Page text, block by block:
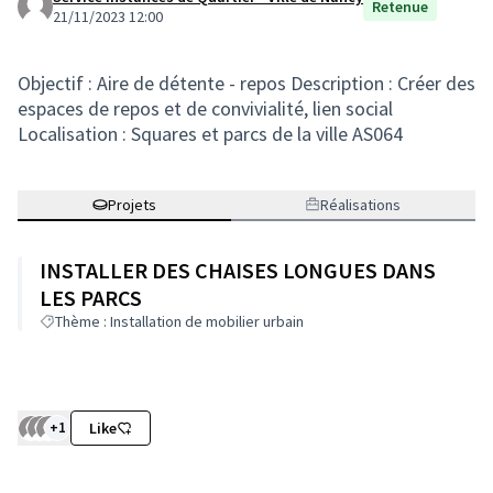
21/11/2023 12:00
Retenue
Objectif : Aire de détente - repos Description : Créer des
espaces de repos et de convivialité, lien social
Localisation : Squares et parcs de la ville AS064
Projets Réalisations
INSTALLER DES CHAISES LONGUES DANS
LES PARCS
Thème : Installation de mobilier urbain
+1 Like